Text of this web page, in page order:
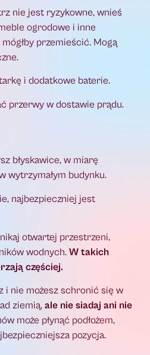
nie jest ryzykowne, wnieś
ogrodowe i inne
przemieścić. Mogą
i dodatkowe baterie.
przerwy w dostawie prądu.
błyskawice, w miarę
wytrzymałym budynku.
najbezpieczniej jest
otwartej przestrzeni,
wodnych. W takich
częściej.
i nie możesz schronić się w
ziemią, ale nie siadaj ani nie
może płynąć podłożem,
pozycja.